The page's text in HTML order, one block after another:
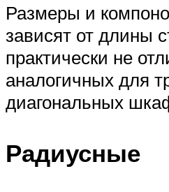
Размеры и
зависят от длины
практически не
аналогичных для
диагональных
Радиусные